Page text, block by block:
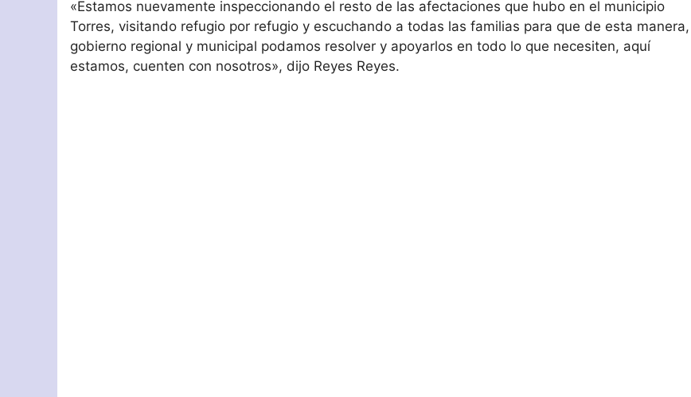
«Estamos nuevamente inspeccionando el resto de las afectaciones que hubo en el municipio
Torres, visitando refugio por refugio y escuchando a todas las familias para que de esta manera,
gobierno regional y municipal podamos resolver y apoyarlos en todo lo que necesiten, aquí
estamos, cuenten con nosotros», dijo Reyes Reyes.